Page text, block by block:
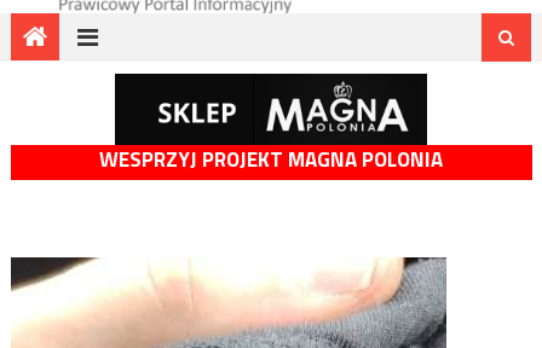
WESPRZYJ PROJEKT MAGNA POLONIA